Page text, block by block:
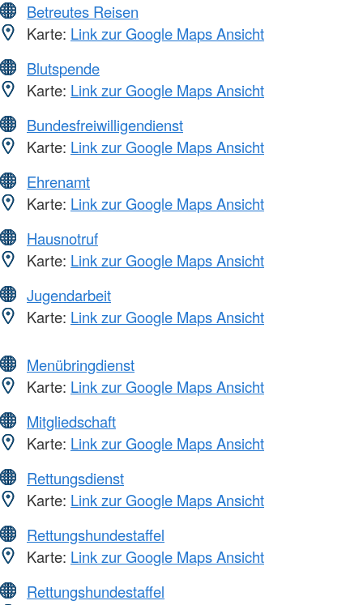
Betreutes Reisen
Karte: Link zur Google Maps Ansicht
Blutspende
Karte: Link zur Google Maps Ansicht
Bundesfreiwilligendienst
Karte: Link zur Google Maps Ansicht
Ehrenamt
Karte: Link zur Google Maps Ansicht
Hausnotruf
Karte: Link zur Google Maps Ansicht
Jugendarbeit
Karte: Link zur Google Maps Ansicht
Menübringdienst
Karte: Link zur Google Maps Ansicht
Mitgliedschaft
Karte: Link zur Google Maps Ansicht
Rettungsdienst
Karte: Link zur Google Maps Ansicht
Rettungshundestaffel
Karte: Link zur Google Maps Ansicht
Rettungshundestaffel